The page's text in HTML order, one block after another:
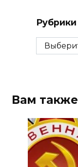
Рубрики
Рубрики
Вам